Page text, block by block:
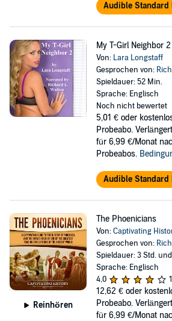
Audible Standard
My T-Girl Neighbor 2
Von: Lara Longstaff
Gesprochen von:
Spieldauer: 52 Min.
Sprache: Englisch
Noch nicht bewertet
5,01 € oder
Probeabo.
für 6,99 €/Monat
Probeabos.
Audible Standard
Reinhören
The Phoenicians
Von:Captivating
Gesprochen von:
Spieldauer: 3 Std.
Sprache: Englisch
4,0
12,62 € oder
Probeabo.
für 6,99 €/Monat